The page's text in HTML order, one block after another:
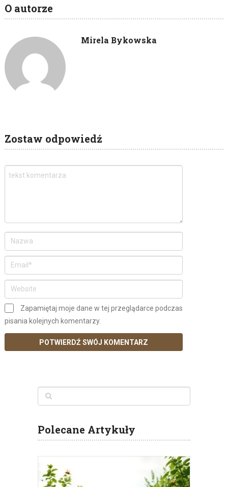
O autorze
Mirela Bykowska
Zostaw odpowiedź
Zapamiętaj moje dane w tej przeglądarce podczas
pisania kolejnych komentarzy.
Polecane Artykuły